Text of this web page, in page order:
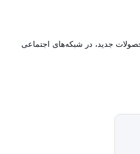
جدید، در شبکه‌های اجتماعی